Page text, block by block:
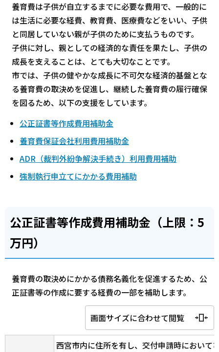
養育費は子供が自立するまでに必要な費用で、一般的に
は生活に必要な経費、教育費、医療費などをいい、子供
と同居していない親が子供のために支払うものです。
子供に対し、親としての経済的な責任を果たし、子供の
成長を支えることは、とても大切なことです。
市では、子供の健やかな成長に不可欠な経済的基盤とな
る養育費の取決めを促進し、継続した養育費の履行確保
を図るため、以下の支援をしています。
公正証書等作成費用補助金
養育費保証会社利用費用補助金
ADR（裁判外紛争解決手続き）利用費用補助
強制執行申立てにかかる費用補助
公正証書等作成費用補助金（上限：5
万円）
養育費の取決めにかかる債務名義化を促進するため、公
正証書等の作成に要する経費の一部を補助します。
画面サイズに合わせて閲覧
西宮市内に住所を有し、交付申請時において